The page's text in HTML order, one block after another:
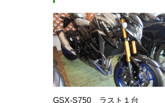
GSX-S750 ラスト１台